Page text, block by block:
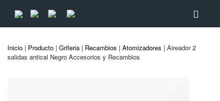
Inicio | Producto | Griferia | Recambios | Atomizadores | Aireador 2
salidas antical Negro Accesorios y Recambios